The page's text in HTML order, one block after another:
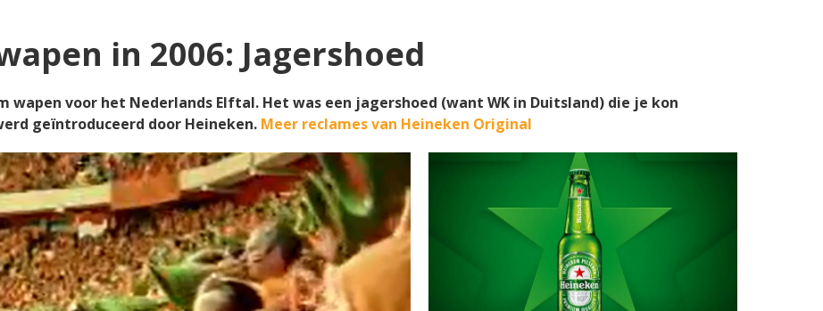
in 2006: Jagershoed
wapen voor het Nederlands Elftal. Het was een jagershoed (want WK in Duitsland) die je kon
geïntroduceerd door Heineken. Meer reclames van Heineken Original